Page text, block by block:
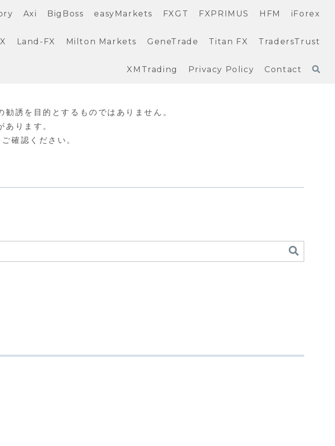
Axi BigBoss easyMarkets FXGT FXPRIMUS HFM iForex
Land-FX Milton Markets GeneTrade Titan FX TradersTrust
XMTrading Privacy Policy Contact
誘を目的とするものではありません。
ります。
確認ください。